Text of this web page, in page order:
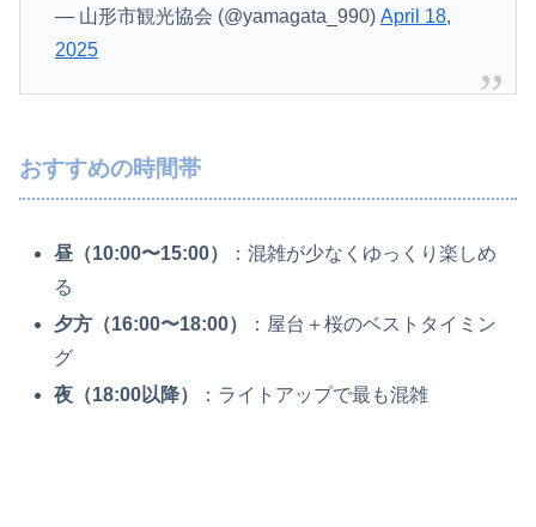
— 山形市観光協会 (@yamagata_990) April 18,
2025
おすすめの時間帯
昼（10:00〜15:00）
：混雑が少なくゆっくり楽しめ
る
夕方（16:00〜18:00）
：屋台＋桜のベストタイミン
グ
夜（18:00以降）
：ライトアップで最も混雑